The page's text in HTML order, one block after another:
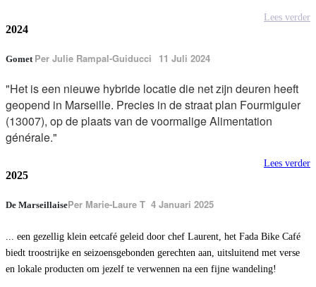
Lees verder
2024
Gomet Per Julie Rampal-Guiducci 11 Juli 2024
"Het is een nieuwe hybride locatie die net zijn deuren heeft
geopend in Marseille. Precies in de straat plan Fourmiguier
(13007), op de plaats van de voormalige Alimentation
générale."
Lees verder
2025
De MarseillaisePer Marie-Laure T 4 Januari 2025
... een gezellig klein eetcafé geleid door chef Laurent, het Fada Bike Café
biedt troostrijke en seizoensgebonden gerechten aan, uitsluitend met verse
en lokale producten om jezelf te verwennen na een fijne wandeling!